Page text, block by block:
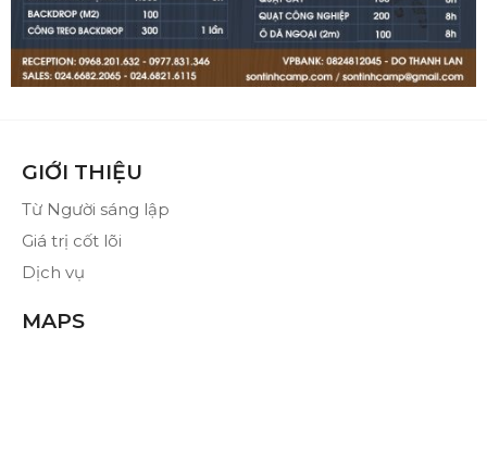
GIỚI THIỆU
Từ Người sáng lập
Giá trị cốt lõi
Dịch vụ
MAPS